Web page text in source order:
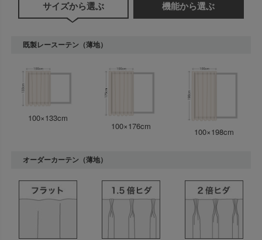
サイズから選ぶ 機能から選ぶ
既製レースーテン（薄地）
100×133cm
100×176cm
100×198cm
オーダーカーテン（薄地）